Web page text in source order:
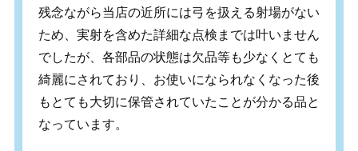
残念ながら当店の近所には弓を扱える射場がない
ため、実射を含めた詳細な点検までは叶いません
でしたが、各部品の状態は欠品等も少なくとても
綺麗にされており、お使いになられなくなった後
もとても大切に保管されていたことが分かる品と
なっています。